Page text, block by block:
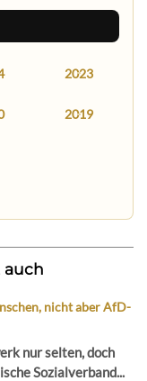
2023
2019
auch
nicht aber AfD-
nur selten, doch
Sozialverband...